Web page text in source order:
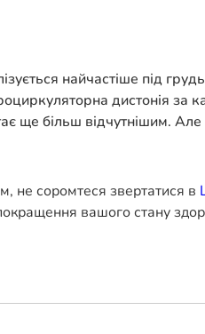
найчастіше під
дистонія за
ще більш відчутнішим.
не соромтеся звертатися в
вашого стану